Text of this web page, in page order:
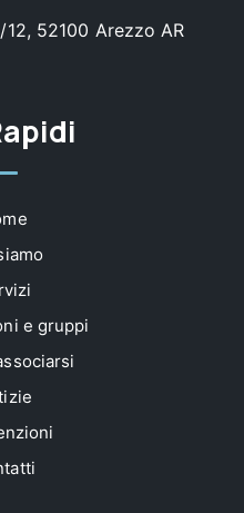
52100 Arezzo AR
e gruppi